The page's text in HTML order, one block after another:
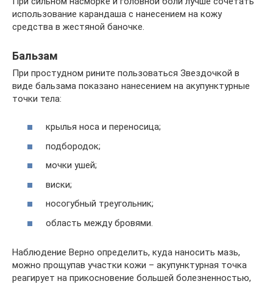
использование карандаша с нанесением на кожу
средства в жестяной баночке.
Бальзам
При простудном рините пользоваться Звездочкой в
виде бальзама показано нанесением на акупунктурные
точки тела:
крылья носа и переносица;
подбородок;
мочки ушей;
виски;
носогубный треугольник;
область между бровями.
Наблюдение Верно определить, куда наносить мазь,
можно прощупав участки кожи – акупунктурная точка
реагирует на прикосновение большей болезненностью,